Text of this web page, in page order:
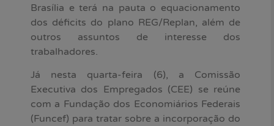
Brasília e terá na pauta o equacionamento
dos déficits do plano REG/Replan, além de
outros assuntos de interesse dos
trabalhadores.
Já nesta quarta-feira (6), a Comissão
Executiva dos Empregados (CEE) se reúne
com a Fundação dos Economiários Federais
(Funcef) para tratar sobre a incorporação do